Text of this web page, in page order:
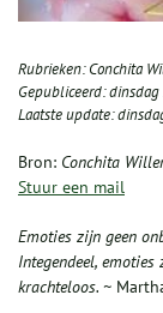
Rubrieken:Conchita
Gepubliceerd:
Laatste update:
Bron: Conchita
Stuur een mail
Emoties zijn geen
Integendeel,
krachteloos. ~